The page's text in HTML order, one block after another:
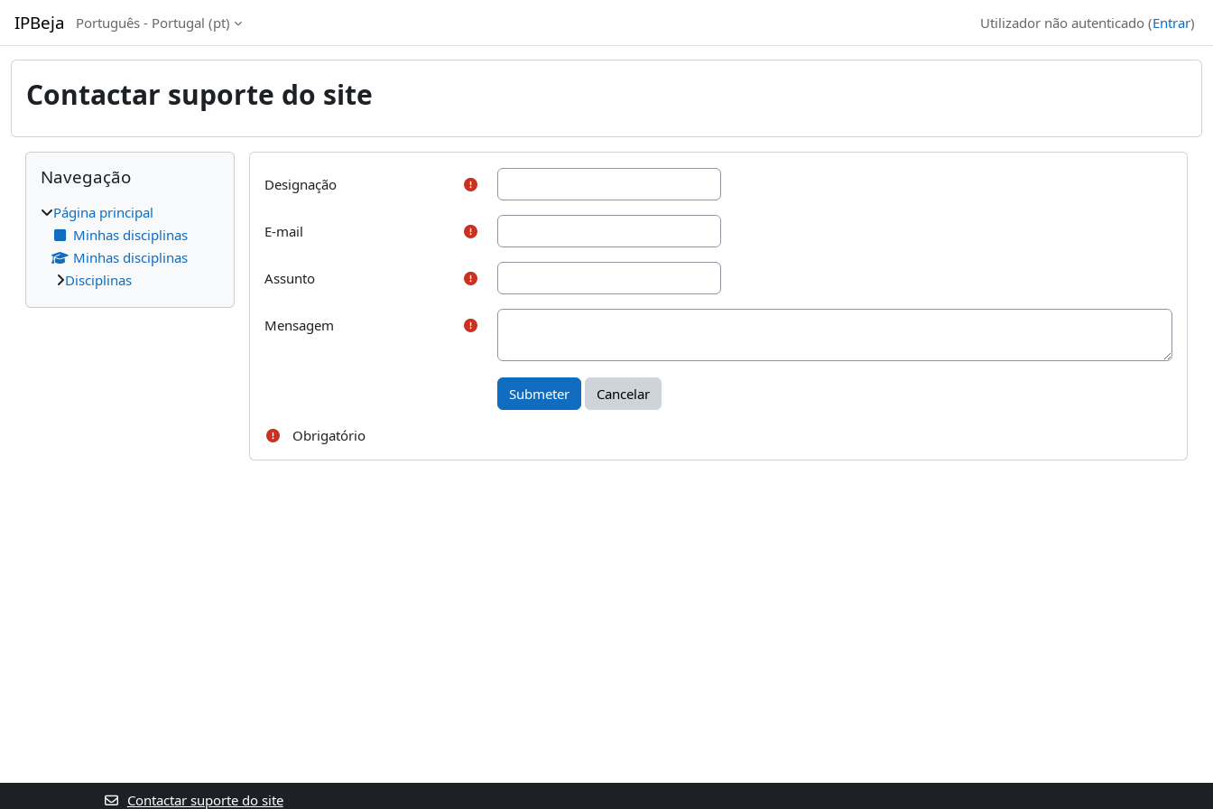
IPBeja Português - Portugal ‎(pt)‎ Utilizador não autenticado (Entrar)
Contactar suporte do site
Designação
E-mail
Assunto
Mensagem
Obrigatório
Blocos
Ignorar Navegação
Navegação
Página principal
Minhas disciplinas
Minhas disciplinas
Disciplinas
Contactar suporte do site